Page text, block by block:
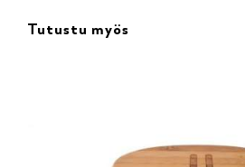
Tutustu myös